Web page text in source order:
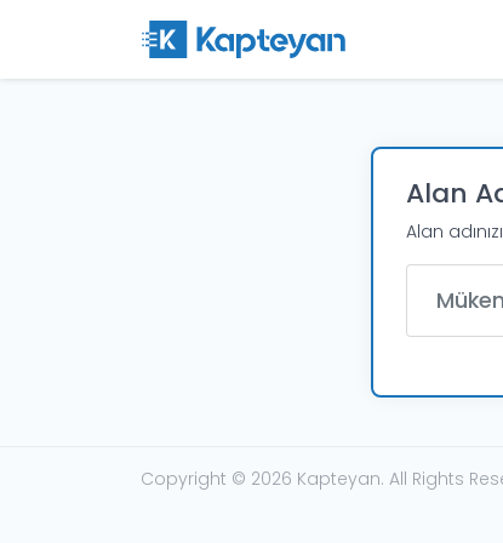
Alan
Alan
Copyright © 2026 Kapteyan. All Rights